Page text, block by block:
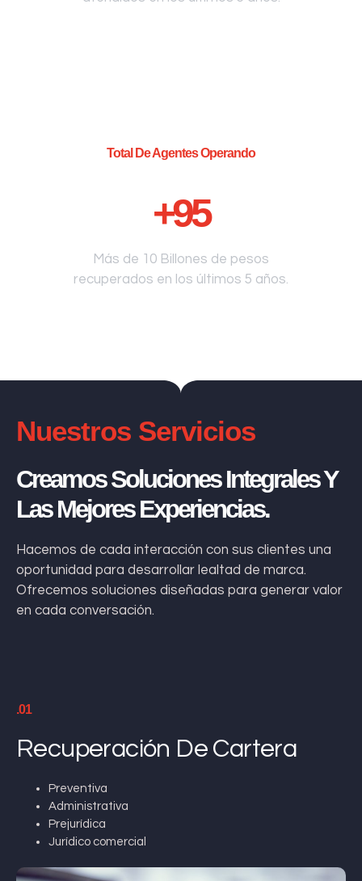
Total De Agentes Operando
+95
Más de 10 Billones de pesos
recuperados en los últimos 5 años.
Nuestros Servicios
Creamos Soluciones Integrales Y
Las Mejores Experiencias.
Hacemos de cada interacción con sus clientes una
oportunidad para desarrollar lealtad de marca.
Ofrecemos soluciones diseñadas para generar valor
en cada conversación.
.01
Recuperación De Cartera
Preventiva
Administrativa
Prejurídica
Jurídico comercial